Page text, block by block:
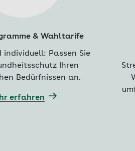
& Wahltarife
individuell: Passen Sie
Ihren
Bedürfnissen an.
erfahren